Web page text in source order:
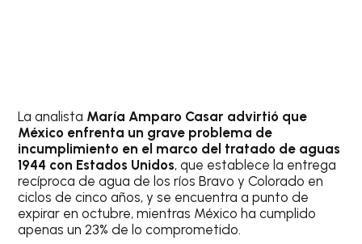
La analista María Amparo Casar advirtió que
México enfrenta un grave problema de
incumplimiento en el marco del tratado de aguas
1944 con Estados Unidos, que establece la entrega
recíproca de agua de los ríos Bravo y Colorado en
ciclos de cinco años, y se encuentra a punto de
expirar en octubre, mientras México ha cumplido
apenas un 23% de lo comprometido.